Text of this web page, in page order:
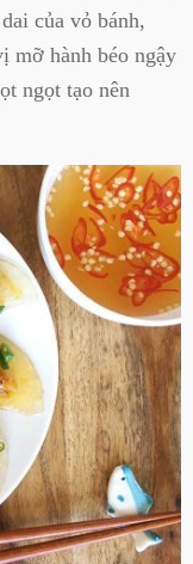
của vỏ bánh,
mỡ hành béo ngậy
ngọt tạo nên